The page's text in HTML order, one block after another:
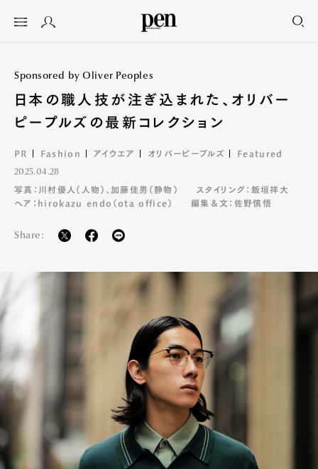
Sponsored by Oliver Peoples
日本の職人技が注ぎ込まれた、オリバー
ピープルズの最新コレクション
PR Fashion アイウエア オリバーピープルズ Featured
2025.04.28
写真：川村優人（人物）、加藤佳男（静物）
スタイリング：飯垣祥大
ヘア：hirokazu endo（ota office）
編集＆文：佐野慎悟
Share: